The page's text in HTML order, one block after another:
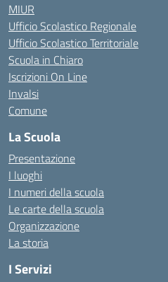
MIUR
Ufficio Scolastico Regionale
Ufficio Scolastico Territoriale
Scuola in Chiaro
Iscrizioni On Line
Invalsi
Comune
La Scuola
Presentazione
I luoghi
I numeri della scuola
Le carte della scuola
Organizzazione
La storia
I Servizi